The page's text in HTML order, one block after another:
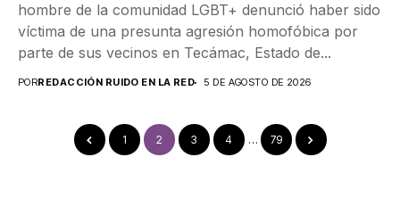
hombre de la comunidad LGBT+ denunció haber sido
víctima de una presunta agresión homofóbica por
parte de sus vecinos en Tecámac, Estado de...
PORREDACCIÓN RUIDO EN LA RED 5 DE AGOSTO DE 2026
1 2 3 4 … 79